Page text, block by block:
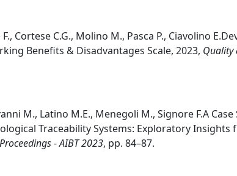
Cortese C.G., Molino M., Pasca P., Ciavolino
Benefits & Disadvantages Scale, 2023, Quality
M., Latino M.E., Menegoli M., Signore F.A
Traceability Systems: Exploratory
Proceedings - AIBT 2023, pp. 84–87.